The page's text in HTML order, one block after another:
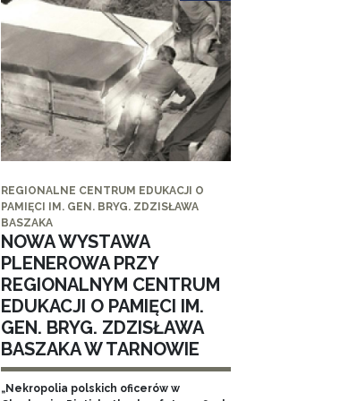
REGIONALNE CENTRUM EDUKACJI O
PAMIĘCI IM. GEN. BRYG. ZDZISŁAWA
BASZAKA
NOWA WYSTAWA
PLENEROWA PRZY
REGIONALNYM CENTRUM
EDUKACJI O PAMIĘCI IM.
GEN. BRYG. ZDZISŁAWA
BASZAKA W TARNOWIE
„Nekropolia polskich oficerów w